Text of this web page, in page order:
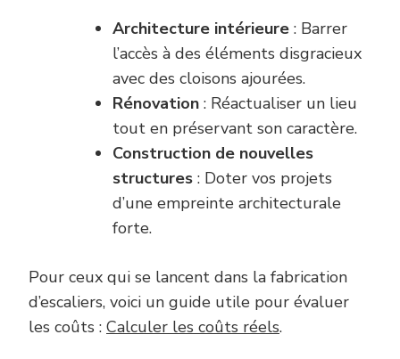
Architecture intérieure : Barrer
l’accès à des éléments disgracieux
avec des cloisons ajourées.
Rénovation : Réactualiser un lieu
tout en préservant son caractère.
Construction de nouvelles
structures : Doter vos projets
d’une empreinte architecturale
forte.
Pour ceux qui se lancent dans la fabrication
d’escaliers, voici un guide utile pour évaluer
les coûts : Calculer les coûts réels.